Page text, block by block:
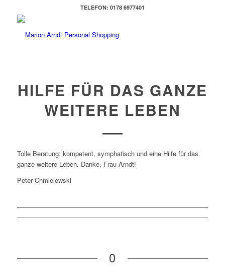
TELEFON: 0178 6977401
HILFE FÜR DAS GANZE
WEITERE LEBEN
Tolle Beratung: kompetent, symphatisch und eine Hilfe für das
ganze weitere Leben. Danke, Frau Arndt!
Peter Chmielewski
0